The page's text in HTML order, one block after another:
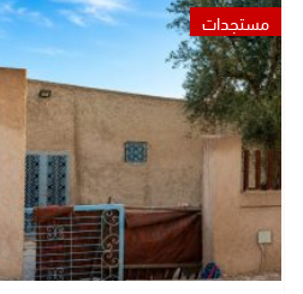
مستجدات